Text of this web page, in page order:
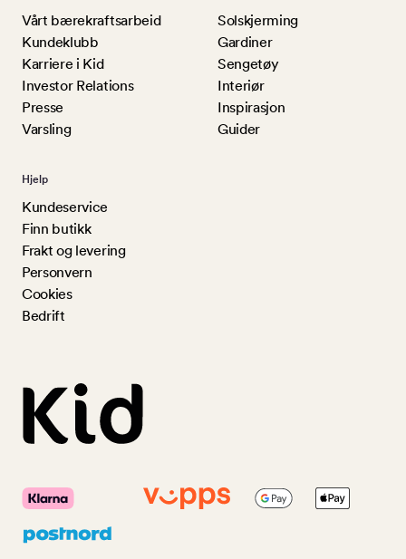
Vårt bærekraftsarbeid
Kundeklubb
Karriere i Kid
Investor Relations
Presse
Varsling
Solskjerming
Gardiner
Sengetøy
Interiør
Inspirasjon
Guider
Hjelp
Kundeservice
Finn butikk
Frakt og levering
Personvern
Cookies
Bedrift